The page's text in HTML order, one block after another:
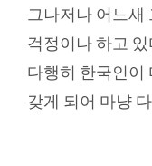
그나저나 어느새
걱정이나 하고 있
다행히 한국인이
갖게 되어 마냥